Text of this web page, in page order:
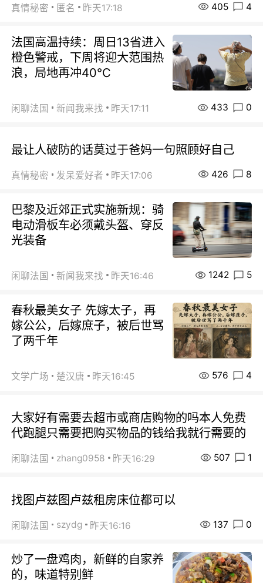
真情秘密 匿名 昨天17:18 405 4
法国高温持续：周日13省进入
橙色警戒，下周将迎大范围热
浪，局地再冲40℃
闲聊法国 新闻我来找 昨天17:11 433 0
最让人破防的话莫过于爸妈一句照顾好自己
真情秘密 发呆爱好者 昨天17:06 426 8
巴黎及近郊正式实施新规：骑
电动滑板车必须戴头盔、穿反
光装备
闲聊法国 新闻我来找 昨天16:46 1242 5
春秋最美女子 先嫁太子，再
嫁公公，后嫁庶子，被后世骂
了两千年
文学广场 楚汉唐 昨天16:45 576 4
大家好有需要去超市或商店购物的吗本人免费
代跑腿只需要把购买物品的钱给我就行需要的
闲聊法国 zhang0958 昨天16:29 507 1
找图卢兹图卢兹租房床位都可以
闲聊法国 szydg 昨天16:16 137 0
炒了一盘鸡肉，新鲜的自家养
的，味道特别鲜